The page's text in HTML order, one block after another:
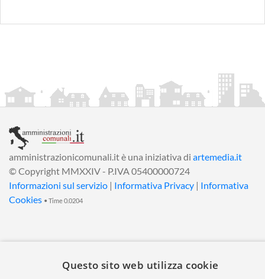
amministrazionicomunali.it è una iniziativa di artemedia.it
© Copyright MMXXIV - P.IVA 05400000724
Informazioni sul servizio | Informativa Privacy | Informativa
Cookies • Time 0.0204
Questo sito web utilizza cookie